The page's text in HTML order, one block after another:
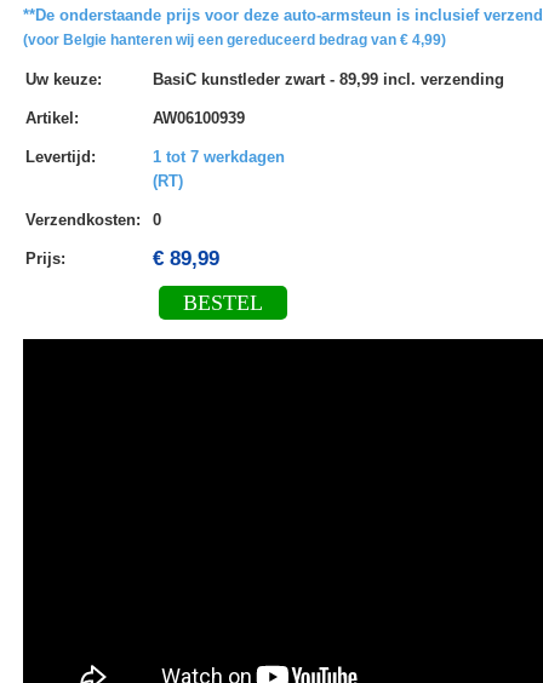
**De onderstaande prijs voor deze auto-armsteun is inclusief
(voor Belgie hanteren wij een gereduceerd bedrag van € 4,99)
Uw keuze: BasiC kunstleder zwart - 89,99 incl. verzending
Artikel: AW06100939
Levertijd:
1 tot 7 werkdagen
(RT)
Verzendkosten: 0
Prijs: € 89,99
BESTEL